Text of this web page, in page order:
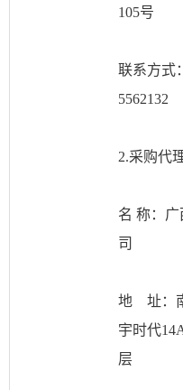
联系方式
2.采购代
名 称：广
地 址：
宇时代